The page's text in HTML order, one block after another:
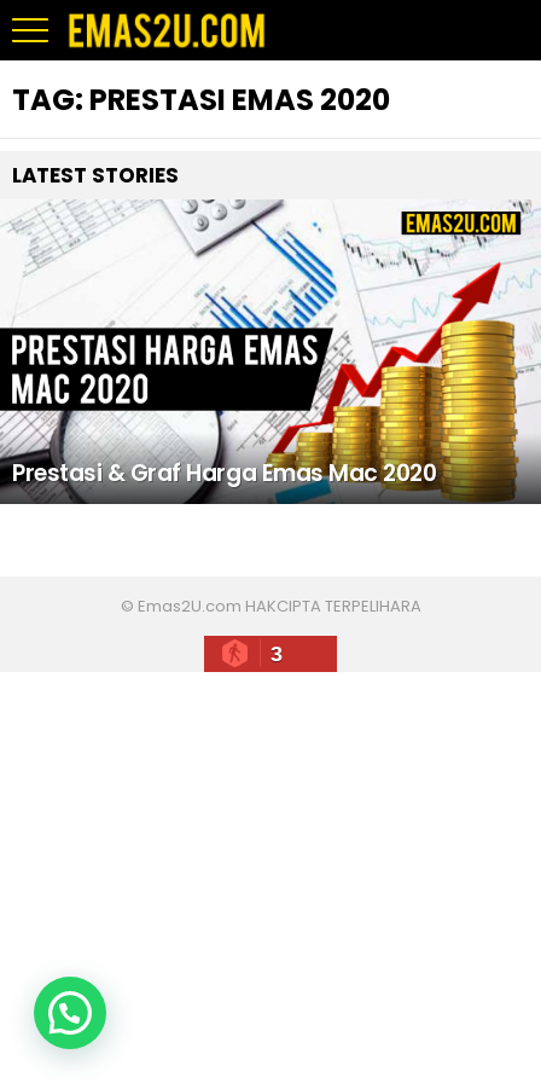
TAG: PRESTASI EMAS 2020
LATEST STORIES
Prestasi & Graf Harga Emas Mac 2020
© Emas2U.com HAKCIPTA TERPELIHARA
3